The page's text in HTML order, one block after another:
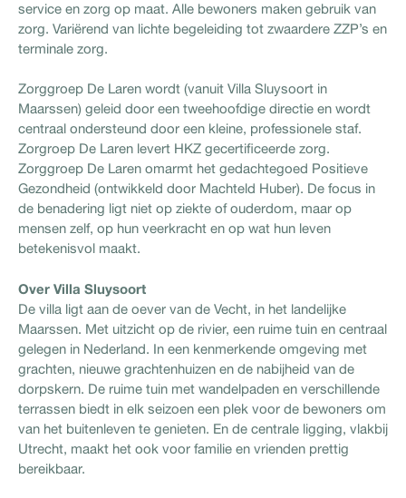
service en zorg op maat. Alle bewoners maken gebruik van
zorg. Variërend van lichte begeleiding tot zwaardere ZZP’s en
terminale zorg.
Zorggroep De Laren wordt (vanuit Villa Sluysoort in
Maarssen) geleid door een tweehoofdige directie en wordt
centraal ondersteund door een kleine, professionele staf.
Zorgroep De Laren levert HKZ gecertificeerde zorg.
Zorggroep De Laren omarmt het gedachtegoed Positieve
Gezondheid (ontwikkeld door Machteld Huber). De focus in
de benadering ligt niet op ziekte of ouderdom, maar op
mensen zelf, op hun veerkracht en op wat hun leven
betekenisvol maakt.
Over Villa Sluysoort
De villa ligt aan de oever van de Vecht, in het landelijke
Maarssen. Met uitzicht op de rivier, een ruime tuin en centraal
gelegen in Nederland. In een kenmerkende omgeving met
grachten, nieuwe grachtenhuizen en de nabijheid van de
dorpskern. De ruime tuin met wandelpaden en verschillende
terrassen biedt in elk seizoen een plek voor de bewoners om
van het buitenleven te genieten. En de centrale ligging, vlakbij
Utrecht, maakt het ook voor familie en vrienden prettig
bereikbaar.